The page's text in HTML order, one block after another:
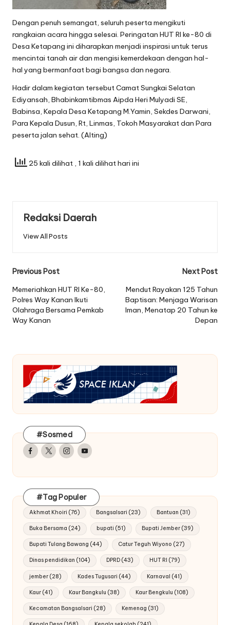
Dengan penuh semangat, seluruh peserta mengikuti
rangkaian acara hingga selesai. Peringatan HUT RI ke-80 di
Desa Ketapang ini diharapkan menjadi inspirasi untuk terus
mencintai tanah air dan mengisi kemerdekaan dengan hal-
hal yang bermanfaat bagi bangsa dan negara.
Hadir dalam kegiatan tersebut Camat Sungkai Selatan
Ediyansah, Bhabinkamtibmas Aipda Heri Mulyadi SE,
Babinsa, Kepala Desa Ketapang M.Yamin, Sekdes Darwani,
Para Kepala Dusun, Rt, Linmas, Tokoh Masyarakat dan Para
peserta jalan sehat. (Alting)
25 kali dilihat , 1 kali dilihat hari ini
Redaksi Daerah
View All Posts
Post
navigation
Previous Post
Memeriahkan HUT RI Ke-80,
Polres Way Kanan Ikuti
Olahraga Bersama Pemkab
Way Kanan
Next Post
Mendut Rayakan 125 Tahun
Baptisan: Menjaga Warisan
Iman, Menatap 20 Tahun ke
Depan
#Sosmed
Facebook
TwitterInstagram
Youtube
#Tag Populer
Akhmat Khoiri (76) Bangsalsari (23) Bantuan (31)
Buka Bersama (24) bupati (51) Bupati Jember(39)
Bupati Tulang Bawang (44) Catur Teguh Wiyono (27)
Dinas pendidikan (104) DPRD(43) HUT RI (79)
jember (28) Kades Tugusari (44) Karnaval (41)
Kaur (41) Kaur Bangkulu (38) Kaur Bengkulu (108)
Kecamatan Bangsalsari (28) Kemenag (31)